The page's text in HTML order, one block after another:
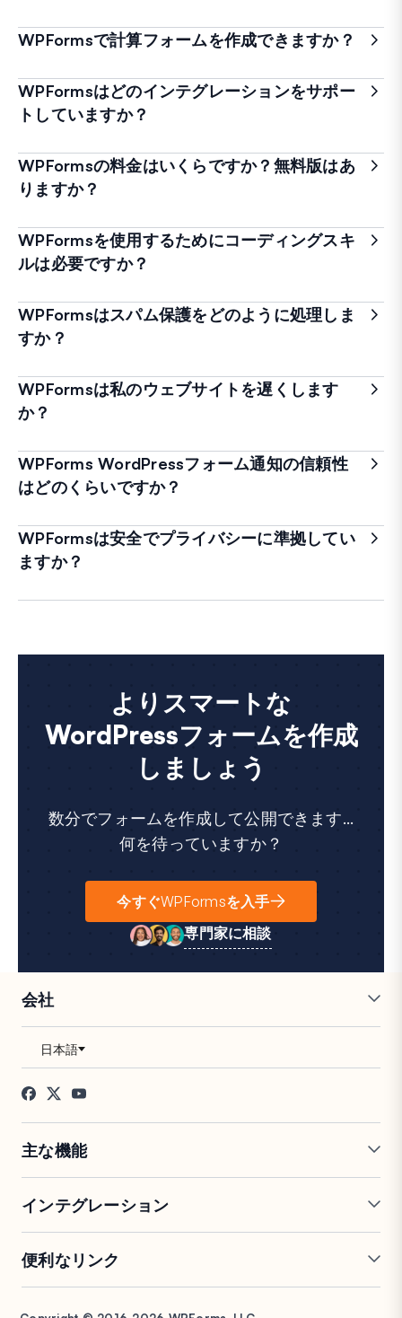
WPFormsで計算フォームを作成できますか？
WPFormsはどのインテグレーションをサポー
トしていますか？
WPFormsの料金はいくらですか？無料版はあ
りますか？
WPFormsを使用するためにコーディングスキ
ルは必要ですか？
WPFormsはスパム保護をどのように処理しま
すか？
WPFormsは私のウェブサイトを遅くします
か？
WPForms WordPressフォーム通知の信頼性
はどのくらいですか？
WPFormsは安全でプライバシーに準拠してい
ますか？
よりスマートな
WordPressフォームを作成
しましょう
数分でフォームを作成して公開できます...
何を待っていますか？
今すぐWPFormsを入手
専門家に相談
会社
お客様の声
お問い合わせ
主な機能
条件付きロジック
会話型フォーム
フォームランディングページ
エントリー管理
フォーム放棄
PDF生成
署名フォーム
スパム保護
インテグレーション
Google Sheets
Salesforce
Stripe
便利なリンク